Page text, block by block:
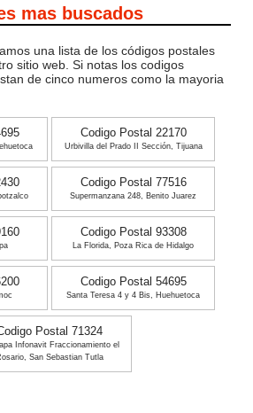
mas buscados
una lista de los códigos postales
sitio web. Si notas los codigos
de cinco numeros como la mayoria
Codigo Postal 22170
Urbivilla del Prado II Sección, Tijuana
Codigo Postal 77516
Supermanzana 248, Benito Juarez
Codigo Postal 93308
La Florida, Poza Rica de Hidalgo
Codigo Postal 54695
Santa Teresa 4 y 4 Bis, Huehuetoca
Postal 71324
Infonavit Fraccionamiento el
San Sebastian Tutla